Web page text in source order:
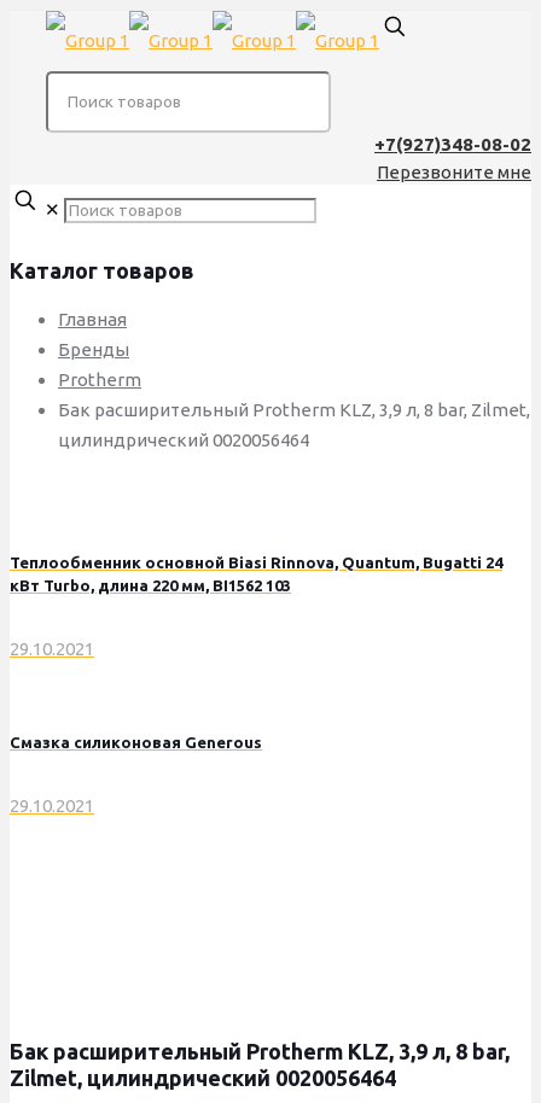
+7(927)348-08-02
Перезвоните мне
✕
Каталог товаров
Главная
Бренды
Protherm
Бак расширительный Protherm KLZ, 3,9 л, 8 bar, Zilmet,
цилиндрический 0020056464
Теплообменник основной Biasi Rinnova, Quantum, Bugatti 24
кВт Turbo, длина 220 мм, BI1562 103
29.10.2021
Смазка силиконовая Generous
29.10.2021
Бак расширительный Protherm KLZ, 3,9 л, 8 bar,
Zilmet, цилиндрический 0020056464